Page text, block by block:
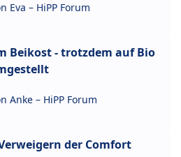
Eva – HiPP Forum
Beikost - trotzdem auf Bio
Anke – HiPP Forum
der Comfort